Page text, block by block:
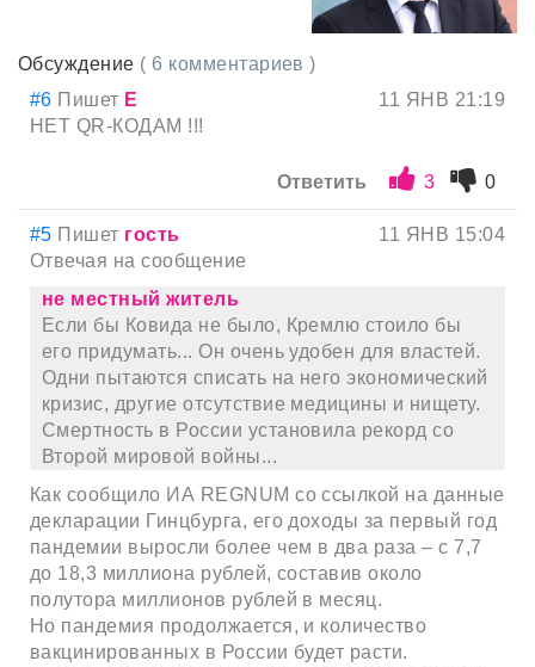
Обсуждение ( 6 комментариев )
#6 Пишет Е
11 ЯНВ 21:19
НЕТ QR-КОДАМ !!!
Ответить 3 0
#5 Пишет гость
11 ЯНВ 15:04
Отвечая на сообщение
не местный житель
Если бы Ковида не было, Кремлю стоило бы
его придумать... Он очень удобен для властей.
Одни пытаются списать на него экономический
кризис, другие отсутствие медицины и нищету.
Смертность в России установила рекорд со
Второй мировой войны...
Как сообщило ИА REGNUM со ссылкой на данные
декларации Гинцбурга, его доходы за первый год
пандемии выросли более чем в два раза – с 7,7
до 18,3 миллиона рублей, составив около
полутора миллионов рублей в месяц.
Но пандемия продолжается, и количество
вакцинированных в России будет расти.